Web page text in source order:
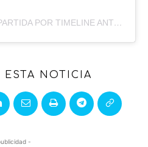
UNA PUBLICACIÓN COMPARTIDA POR TIMELINE ANTOFAGASTA (@TLANTOFAGASTA)
ESTA NOTICIA
-